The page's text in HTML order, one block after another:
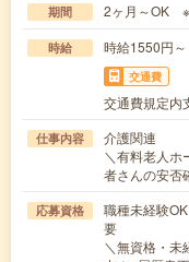
期間 2ヶ月～OK ※
時給 時給1550円～
交通費
交通費規定内
仕事内容
介護関連
＼有料老人
者さんの安否
応募資格
職種未経験
要
＼無資格・未